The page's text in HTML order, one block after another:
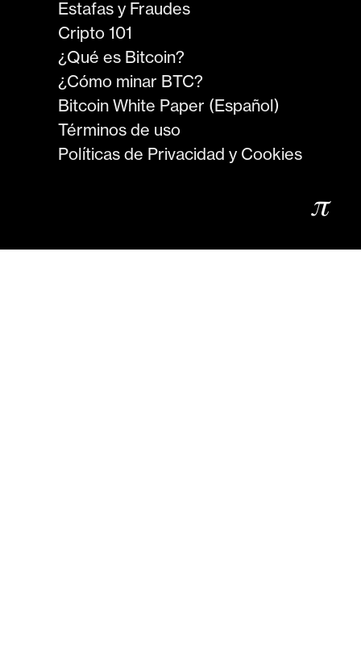
Estafas y Fraudes
Cripto 101
¿Qué es Bitcoin?
¿Cómo minar BTC?
Bitcoin White Paper (Español)
Términos de uso
Políticas de Privacidad y Cookies
𝜋